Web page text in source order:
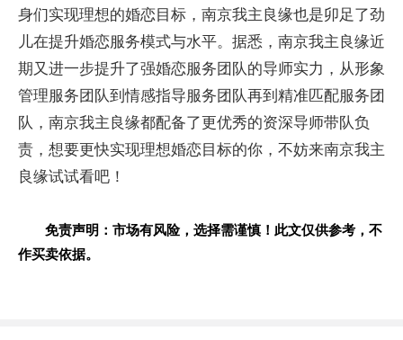
身们实现理想的婚恋目标，南京我主良缘也是卯足了劲
儿在提升婚恋服务模式与水平。据悉，南京我主良缘近
期又进一步提升了强婚恋服务团队的导师实力，从形象
管理服务团队到情感指导服务团队再到精准匹配服务团
队，南京我主良缘都配备了更优秀的资深导师带队负
责，想要更快实现理想婚恋目标的你，不妨来南京我主
良缘试试看吧！
免责声明：市场有风险，选择需谨慎！此文仅供参考，不
作买卖依据。